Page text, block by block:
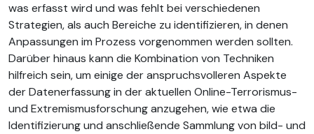
was erfasst wird und was fehlt bei verschiedenen
Strategien, als auch Bereiche zu identifizieren, in denen
Anpassungen im Prozess vorgenommen werden sollten.
Darüber hinaus kann die Kombination von Techniken
hilfreich sein, um einige der anspruchsvolleren Aspekte
der Datenerfassung in der aktuellen Online-Terrorismus-
und Extremismusforschung anzugehen, wie etwa die
Identifizierung und anschließende Sammlung von bild- und